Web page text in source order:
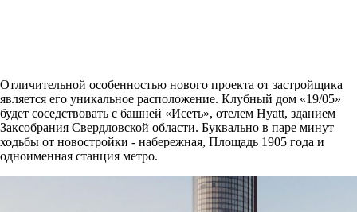
Отличительной особенностью нового проекта от застройщика
является его уникальное расположение. Клубный дом «19/05»
будет соседствовать с башней «Исеть», отелем Hyatt, зданием
Заксобрания Свердловской области. Буквально в паре минут
ходьбы от новостройки - набережная, Площадь 1905 года и
одноименная станция метро.